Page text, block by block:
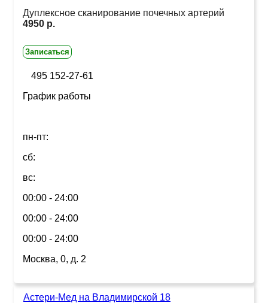
Дуплексное сканирование почечных артерий
4950 р.
Записаться
495 152-27-61
График работы
пн-пт:
сб:
вс:
00:00 - 24:00
00:00 - 24:00
00:00 - 24:00
Москва, 0, д. 2
Астери-Мед на Владимирской 18